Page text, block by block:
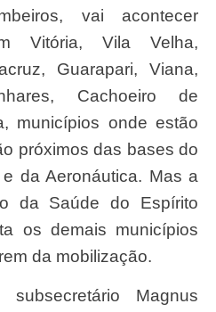
vai acontecer
Vitória, Vila Velha,
Guarapari, Viana,
Cachoeiro de
municípios onde estão
próximos das bases do
da Aeronáutica. Mas a
da Saúde do Espírito
os demais municípios
da mobilização.